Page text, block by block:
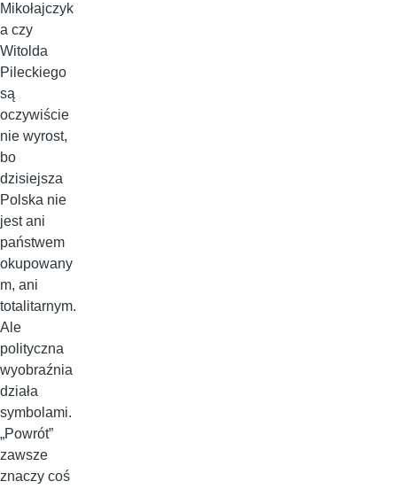
Mikołajczyk
a czy
Witolda
Pileckiego
są
oczywiście
nie wyrost,
bo
dzisiejsza
Polska nie
jest ani
państwem
okupowany
m, ani
totalitarnym.
Ale
polityczna
wyobraźnia
działa
symbolami.
„Powrót”
zawsze
znaczy coś